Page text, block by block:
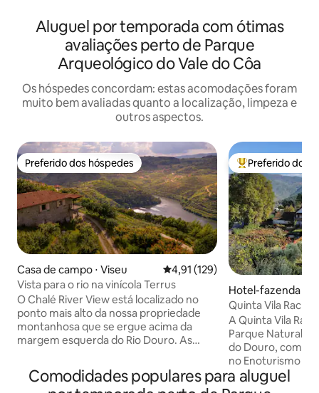
Aluguel por temporada com ótimas
avaliações perto de Parque
Arqueológico do Vale do Côa
Os hóspedes concordam: estas acomodações foram
muito bem avaliadas quanto a localização, limpeza e
outros aspectos.
Preferido dos hóspedes
Preferido dos hóspedes
Casa de campo ⋅ Viseu 4,91 de uma avaliação média de
4,91 (129)
Vista para o rio na vinícola Terrus
O Chalé River View está localizado no
ponto mais alto da nossa propriedade
montanhosa que se ergue acima da
margem esquerda do Rio Douro. As
o fôlego! A casa de pedra de 200 anos foi
recentemente remodelada com todas
Entre os
Preferido dos
Hotel-fazenda ⋅
e de Ribatua
Quinta Vila
Flora
A Quinta Vila
Parque Natural do
do Douro, com
no Enoturismo e
naturais e biológicos. A
disponibiliza aos
Comodidades populares para aluguel